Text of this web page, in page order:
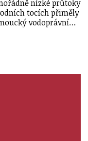
nízké průtoky
tocích přiměly
vodoprávní…